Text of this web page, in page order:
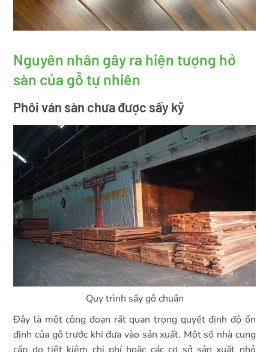
Nguyên nhân gây ra hiện tượng hở
sàn của gỗ tự nhiên
Phôi ván sàn chưa được sấy kỹ
Quy trình sấy gỗ chuẩn
Đây là một công đoạn rất quan trọng quyết định độ ổn
định của gỗ trước khi đưa vào sản xuất. Một số nhà cung